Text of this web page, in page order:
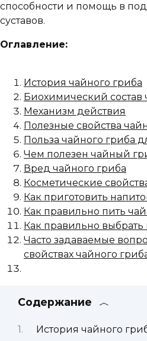
способности и помощь в
суставов.
Оглавление:
История чайного гриба
Биохимический состав
Механизм действия
Полезные свойства
Польза чайного гриба
Чем полезен чайный
Вред чайного гриба
Косметические
Как приготовить
Как правильно пить
Как правильно
Часто задаваемые
свойствах чайного
Содержание
История чайного